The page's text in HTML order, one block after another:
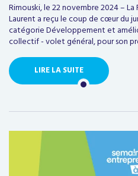
Rimouski, le 22 novembre 2024 –
Laurent a reçu le coup de cœur du
catégorie Développement et
collectif - volet général, pour son
LIRE LA SUITE